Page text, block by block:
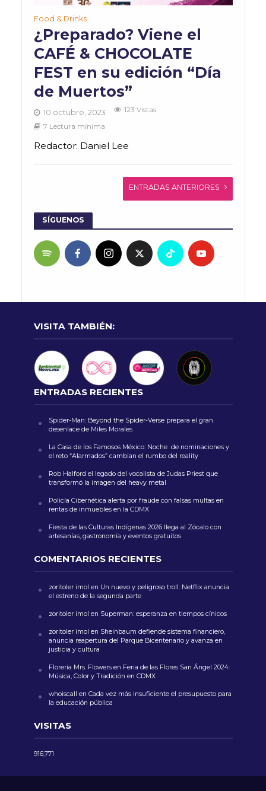
Food & Drinks
¿Preparado? Viene el
CAFÉ & CHOCOLATE
FEST en su edición “Día
de Muertos”
10 octubre, 2023
123 Vistas
7 Lectura mínima
Redactor: Daniel Lee
ENTRADAS ANTERIORES
SÍGUENOS
VISITA TAMBIÉN:
ENTRADAS RECIENTES
Spider-Man: Beyond the Spider-Verse prepara el gran
desenlace de Miles Morales
La Casa de los Famosos México: Noche de nominaciones y
el reto “Alarmados” cambian el rumbo del reality
Rob Halford el legado del vocalista de Judas Priest que
transformó la imagen del heavy metal
Policía Cibernética alerta por fraude con falsas multas en
rentas de inmuebles en la CDMX
Fiesta de las Culturas Indígenas 2026 llega al Zócalo con
artesanías, gastronomía y eventos gratuitos
COMENTARIOS RECIENTES
zoritoler imol en Un nuevo y peligroso troll: Netflix anuncia
el estreno de la segunda parte
zoritoler imol en Superman: esperanza en tiempos cínicos
zoritoler imol en Sheinbaum defiende sistema financiero,
anuncia reapertura del Parque Bicentenario y avanza en
justicia y cultura
Florería Mrs. Flowersen Feria de las Flores San Ángel 2024:
Música, Color y Tradición en CDMX
whoiscall en Cada vez más insuficiente el presupuesto para
la educación pública
VISITAS
916,771